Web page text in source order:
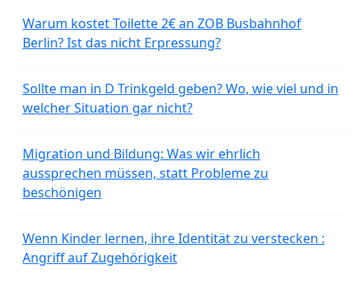
Warum kostet Toilette 2€ an ZOB Busbahnhof
Berlin? Ist das nicht Erpressung?
Sollte man in D Trinkgeld geben? Wo, wie viel und in
welcher Situation gar nicht?
Migration und Bildung: Was wir ehrlich
aussprechen müssen, statt Probleme zu
beschönigen
Wenn Kinder lernen, ihre Identität zu verstecken :
Angriff auf Zugehörigkeit